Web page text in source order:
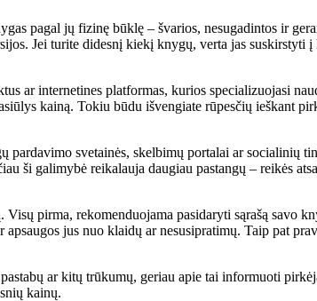
pagal jų fizinę būklę – švarios, nesugadintos ir
Jei turite didesnį kiekį knygų, verta jas suskirstyti
ar internetines platformas, kurios specializuojasi
kainą. Tokiu būdu išvengiate rūpesčių ieškant
svetainės, skelbimų portalai ar socialinių
ši galimybė reikalauja daugiau pastangų – reikės
pirma, rekomenduojama pasidaryti sąrašą savo
jus nuo klaidų ar nesusipratimų. Taip pat
ar kitų trūkumų, geriau apie tai informuoti
kainų.